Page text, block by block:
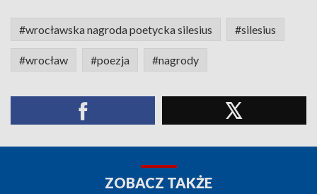
#wrocławska nagroda poetycka silesius #silesius
#wrocław #poezja #nagrody
ZOBACZ TAKŻE